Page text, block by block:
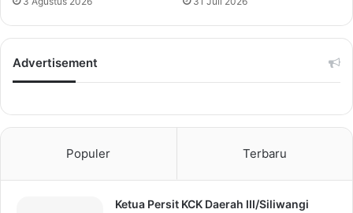
Advertisement
Populer Terbaru
Ketua Persit KCK Daerah III/Siliwangi